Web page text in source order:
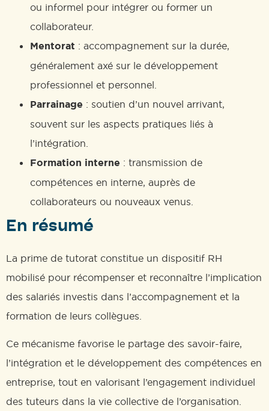
ou informel pour intégrer ou former un
collaborateur.
Mentorat : accompagnement sur la durée,
généralement axé sur le développement
professionnel et personnel.
Parrainage : soutien d’un nouvel arrivant,
souvent sur les aspects pratiques liés à
l’intégration.
Formation interne : transmission de
compétences en interne, auprès de
collaborateurs ou nouveaux venus.
En résumé
La prime de tutorat constitue un dispositif RH
mobilisé pour récompenser et reconnaître l’implication
des salariés investis dans l’accompagnement et la
formation de leurs collègues.
Ce mécanisme favorise le partage des savoir-faire,
l’intégration et le développement des compétences en
entreprise, tout en valorisant l’engagement individuel
des tuteurs dans la vie collective de l’organisation.